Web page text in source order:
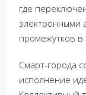
где
электронными
промежутков в
Смарт-города
исполнение